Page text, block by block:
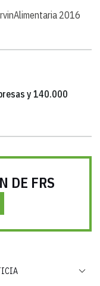
Alimentaria 2016
y 140.000
DE FRS